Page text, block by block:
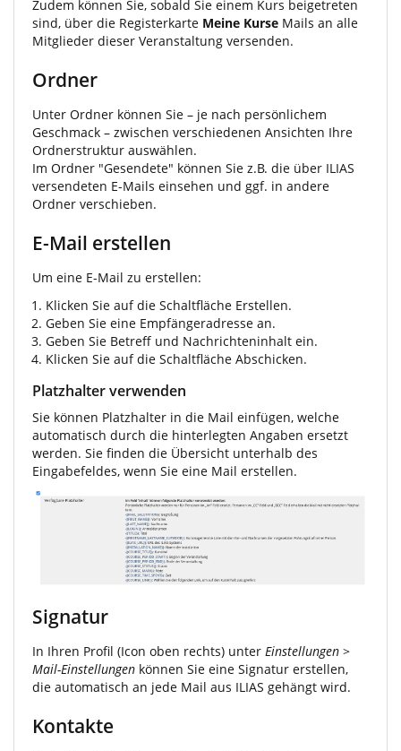
Zudem können Sie, sobald Sie einem Kurs beigetreten
sind, über die Registerkarte Meine Kurse Mails an alle
Mitglieder dieser Veranstaltung versenden.
Ordner
Unter Ordner können Sie – je nach persönlichem
Geschmack – zwischen verschiedenen Ansichten Ihre
Ordnerstruktur auswählen.
Im Ordner "Gesendete" können Sie z.B. die über ILIAS
versendeten E-Mails einsehen und ggf. in andere
Ordner verschieben.
E-Mail erstellen
Um eine E-Mail zu erstellen:
Klicken Sie auf die Schaltfläche Erstellen.
Geben Sie eine Empfängeradresse an.
Geben Sie Betreff und Nachrichteninhalt ein.
Klicken Sie auf die Schaltfläche Abschicken.
Platzhalter verwenden
Sie können Platzhalter in die Mail einfügen, welche
automatisch durch die hinterlegten Angaben ersetzt
werden. Sie finden die Übersicht unterhalb des
Eingabefeldes, wenn Sie eine Mail erstellen.
Signatur
In Ihren Profil (Icon oben rechts) unter Einstellungen >
Mail-Einstellungen können Sie eine Signatur erstellen,
die automatisch an jede Mail aus ILIAS gehängt wird.
Kontakte